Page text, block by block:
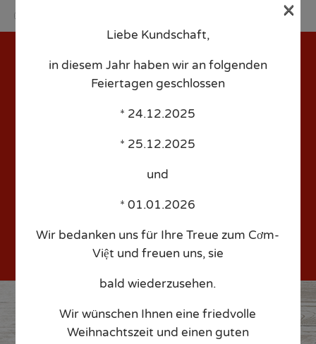
A,D,F
web228332639. August 2018
Liebe Kundschaft,
in diesem Jahr haben wir an folgenden
Feiertagen geschlossen
* 24.12.2025
* 25.12.2025
und
* 01.01.2026
Wir bedanken uns für Ihre Treue zum Cơm-
Việt und freuen uns, sie
bald wiederzusehen.
Wir wünschen Ihnen eine friedvolle
Weihnachtszeit und einen guten
×